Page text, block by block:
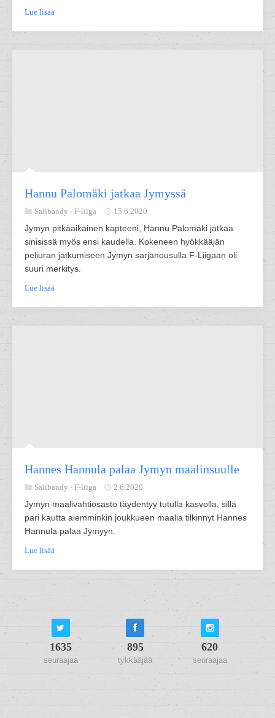
Lue lisää
Hannu Palomäki jatkaa Jymyssä
Salibandy - F-liiga 15.6.2020
Jymyn pitkäaikainen kapteeni, Hannu Palomäki jatkaa
sinisissä myös ensi kaudella. Kokeneen hyökkääjän
peliuran jatkumiseen Jymyn sarjanousulla F-Liigaan oli
suuri merkitys.
Lue lisää
Hannes Hannula palaa Jymyn maalinsuulle
Salibandy - F-liiga 2.6.2020
Jymyn maalivahtiosasto täydentyy tutulla kasvolla, sillä
pari kautta aiemminkin joukkueen maalia tilkinnyt Hannes
Hannula palaa Jymyyn.
Lue lisää
1635
seuraajaa
895
tykkääjää
620
seuraajaa